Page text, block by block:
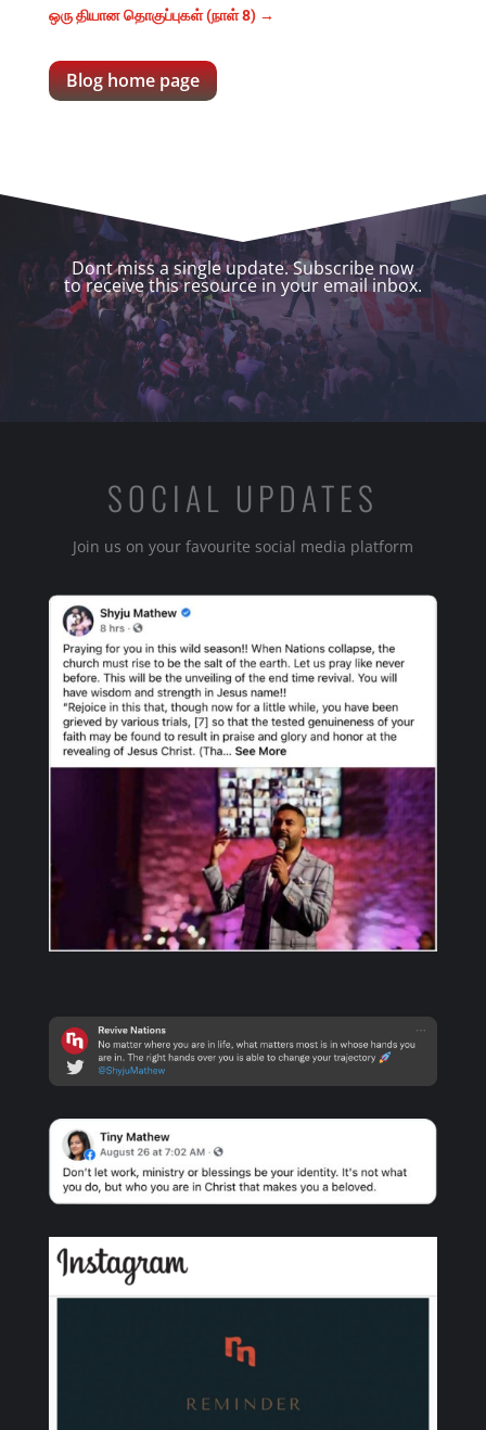
ஒரு தியான தொகுப்புகள் (நாள் 8)→
Blog home page
Dont miss a single update. Subscribe now
to receive this resource in your email inbox.
SOCIAL UPDATES
Join us on your favourite social media platform